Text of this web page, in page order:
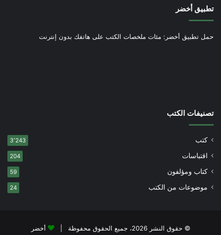
تطبيق أخضر
حمل تطبيق أخضر: مئات ملخصات الكتب على هاتفك بدون إنترنت
تصنيفات الكتب
كتب 3٬243
اقتباسات 204
كتاب ومؤلفون 59
موضوعات من الكتب 24
© حقوق النشر 2026، جميع الحقوق محفوظة | أخضر